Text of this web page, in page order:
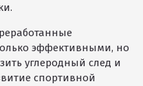
эффективными, но
углеродный след и
спортивной